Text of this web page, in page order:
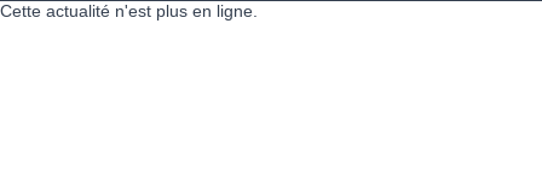
Cette actualité n'est plus en ligne.